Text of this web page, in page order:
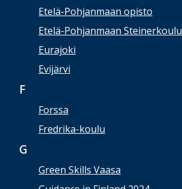
Etelä-Pohjanmaan opisto
Etelä-Pohjanmaan Steinerkoulu
Eurajoki
Evijärvi
F
Forssa
Fredrika-koulu
G
Green Skills Vaasa